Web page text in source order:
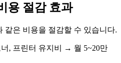
용 절감 효과
같은 비용을 절감할 수 있습니다.
, 프린터 유지비 → 월 5~20만